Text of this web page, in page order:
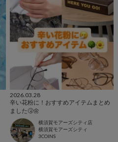
2026.03.28
辛い花粉に！おすすめアイテムまとめ
ました🤧🌼
横須賀モアーズシティ店
横須賀モアーズシティ
3COINS